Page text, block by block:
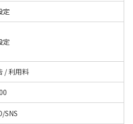
定
定
/ 利用料
SNS